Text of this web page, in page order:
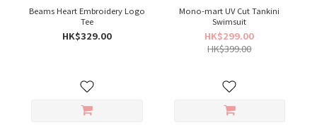
Beams Heart Embroidery Logo
Tee
HK$329.00
Mono-mart UV Cut Tankini
Swimsuit
HK$299.00
HK$399.00